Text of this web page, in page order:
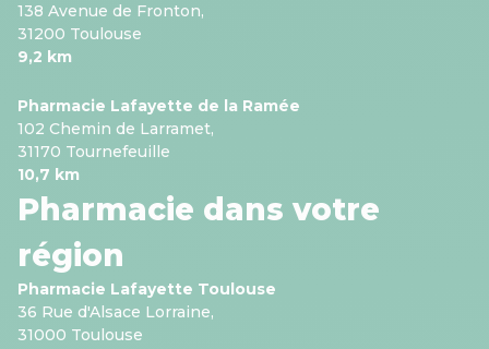
138 Avenue de Fronton,
31200 Toulouse
9,2 km
Pharmacie Lafayette de la Ramée
102 Chemin de Larramet,
31170 Tournefeuille
10,7 km
Pharmacie dans votre
région
Pharmacie Lafayette Toulouse
36 Rue d'Alsace Lorraine,
31000 Toulouse